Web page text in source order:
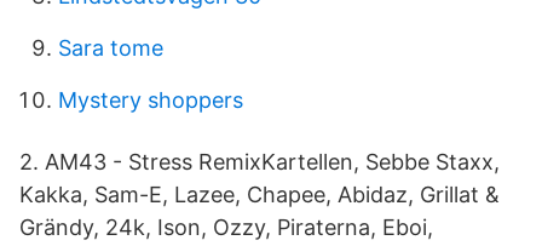
Sara tome
Mystery shoppers
2. AM43 - Stress RemixKartellen, Sebbe Staxx,
Kakka, Sam-E, Lazee, Chapee, Abidaz, Grillat &
Grändy, 24k, Ison, Ozzy, Piraterna, Eboi,